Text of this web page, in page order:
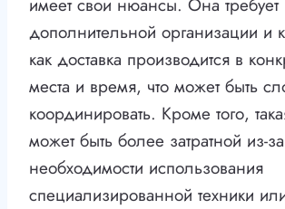
имеет свои нюансы. Она требует
дополнительной организации и
как доставка производится в
места и время, что может быть
координировать. Кроме того,
может быть более затратной из-за
необходимости использования
специализированной техники